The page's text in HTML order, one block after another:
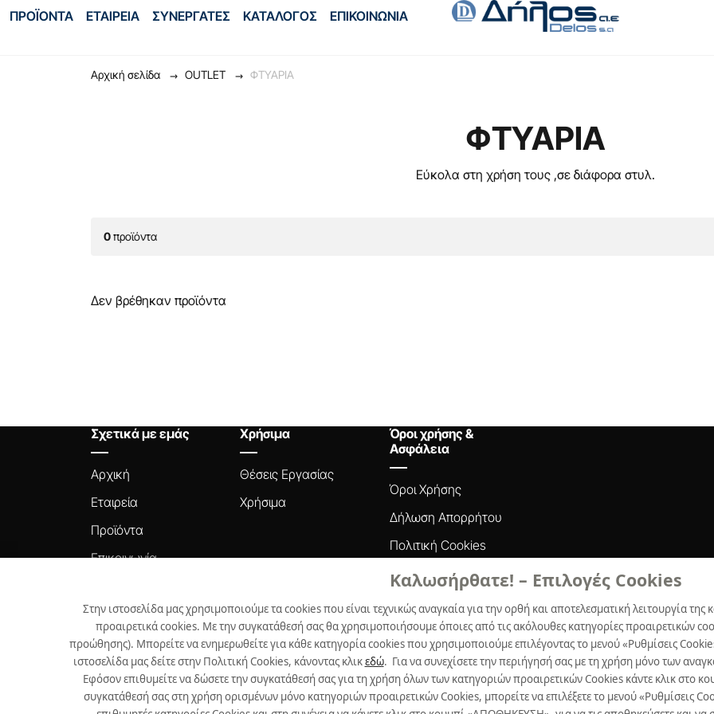
Καλωσήρθατε! – Επιλογές Cookies
Στην ιστοσελίδα μας χρησιμοποιούμε τα cookies που είναι τεχνικώς αναγκαία για την ορθή και αποτελεσματική λειτουργία
προαιρετικά cookies. Με την συγκατάθεσή σας θα χρησιμοποιήσουμε όποιες από τις ακόλουθες κατηγορίες προαιρετικών
προώθησης). Μπορείτε να ενημερωθείτε για κάθε κατηγορία cookies που χρησιμοποιούμε επιλέγοντας το μενού «Ρυθμίσεις
ιστοσελίδα μας δείτε στην Πολιτική Cookies, κάνοντας κλικεδώ. Για να συνεχίσετε την περιήγησή σας με τη χρήση μόνο των
Εφόσον επιθυμείτε να δώσετε την συγκατάθεσή σας για τη χρήση όλων των κατηγοριών προαιρετικών Cookies κάντε κλικ στο
συγκατάθεσή σας στη χρήση ορισμένων μόνο κατηγοριών προαιρετικών Cookies, μπορείτε να επιλέξετε το μενού «Ρυθμίσεις
ΠΡΟΪΟΝΤΑ ΕΤΑΙΡΕΙΑ ΣΥΝΕΡΓΑΤΕΣ ΚΑΤΑΛΟΓΟΣ ΕΠΙΚΟΙΝΩΝΙΑ
Αρχική σελίδα OUTLET ΦΤΥΑΡΙΑ
ΦΤΥΑΡΙΑ
Εύκολα στη χρήση τους ,σε διάφορα στυλ.
0προϊόντα
Δεν βρέθηκαν προϊόντα
Σχετικά με εμάς
Αρχική
Εταιρεία
Προϊόντα
Επικοινωνία
Χρήσιμα
Θέσεις Εργασίας
Χρήσιμα
Όροι χρήσης &
Ασφάλεια
Όροι Xρήσης
Δήλωση Aπορρήτου
Πολιτική Cookies
Προτιμήσεις Cookies
Developed by Info Quest Technologies